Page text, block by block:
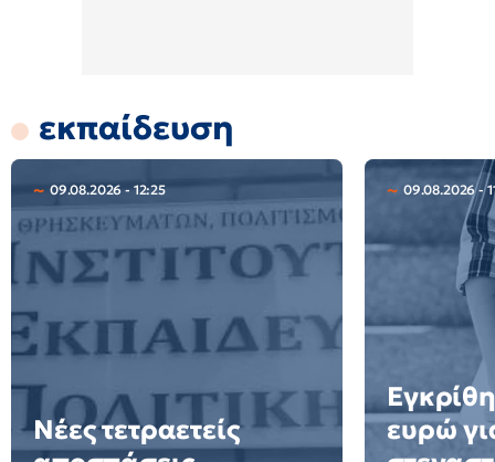
εκπαίδευση
09.08.2026 - 12:25
Νέες τετραετείς
09.08.2026 -
ευρώ